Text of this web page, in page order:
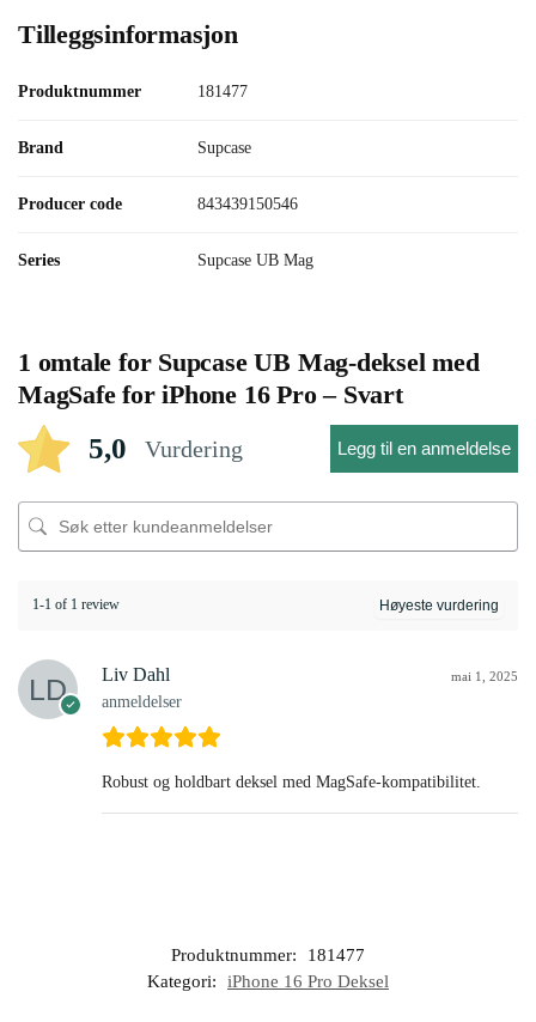
Tilleggsinformasjon
Produktnummer 181477
Brand Supcase
Producer code 843439150546
Series Supcase UB Mag
1 omtale for Supcase UB Mag-deksel med
MagSafe for iPhone 16 Pro – Svart
5,0 Vurdering Legg til en anmeldelse
1-1 of 1 review
Liv Dahl
anmeldelser
mai 1, 2025
Robust og holdbart deksel med MagSafe-kompatibilitet.
Produktnummer:
181477
Kategori:
iPhone 16 Pro Deksel